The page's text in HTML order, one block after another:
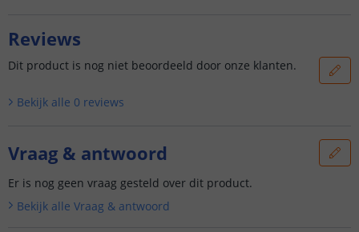
Reviews
Dit product is nog niet beoordeeld door onze klanten.
Bekijk alle 0 reviews
Vraag & antwoord
Er is nog geen vraag gesteld over dit product.
Bekijk alle Vraag & antwoord